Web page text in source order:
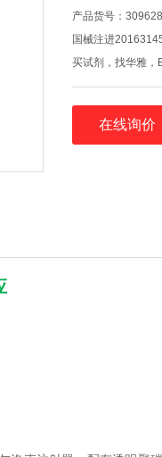
产品货号：
国械注进
买试剂，找华雅，
在线询价